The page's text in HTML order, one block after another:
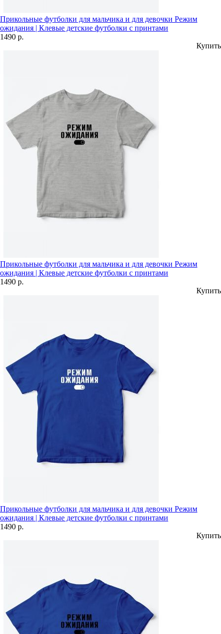
Прикольные футболки для мальчика и для девочки Режим
ожидания | Клевые детские футболки с принтами
1490 р.
Купить
Прикольные футболки для мальчика и для девочки Режим
ожидания | Клевые детские футболки с принтами
1490 р.
Купить
Прикольные футболки для мальчика и для девочки Режим
ожидания | Клевые детские футболки с принтами
1490 р.
Купить